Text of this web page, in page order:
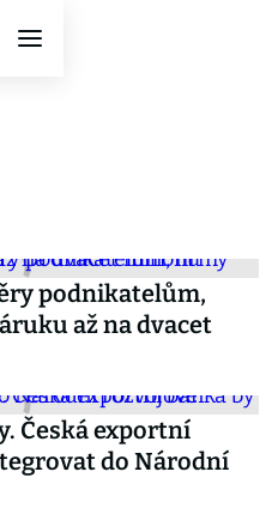
podnikatelům,
až na dvacet
Česká exportní
do Národní